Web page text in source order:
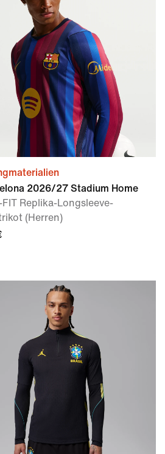
2026/27 Stadium Home
FIT Replika-Longsleeve-
(Herren)